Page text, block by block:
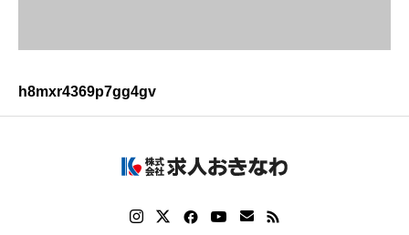
h8mxr4369p7gg4gv